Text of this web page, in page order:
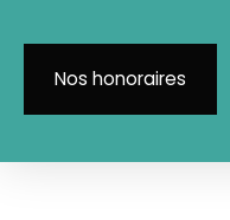
Nos honoraires